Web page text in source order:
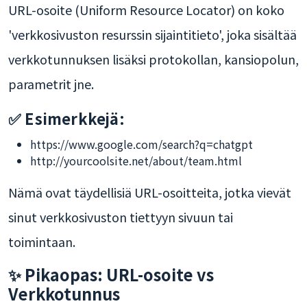
URL-osoite (Uniform Resource Locator) on koko
'verkkosivuston resurssin sijaintitieto', joka sisältää
verkkotunnuksen lisäksi protokollan, kansiopolun,
parametrit jne.
✅ Esimerkkejä:
https://www.google.com/search?q=chatgpt
http://yourcoolsite.net/about/team.html
Nämä ovat täydellisiä URL-osoitteita, jotka vievät
sinut verkkosivuston tiettyyn sivuun tai
toimintaan.
✨ Pikaopas: URL-osoite vs
Verkkotunnus